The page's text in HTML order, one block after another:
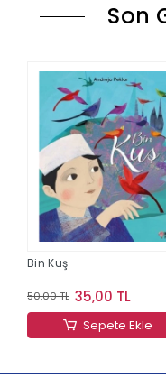
Son
Bin Kuş
50,00 TL 35,00 TL
Sepete Ekle